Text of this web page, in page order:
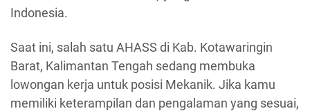
Indonesia.
Saat ini, salah satu AHASS di Kab. Kotawaringin
Barat, Kalimantan Tengah sedang membuka
lowongan kerja untuk posisi Mekanik. Jika kamu
memiliki keterampilan dan pengalaman yang sesuai,